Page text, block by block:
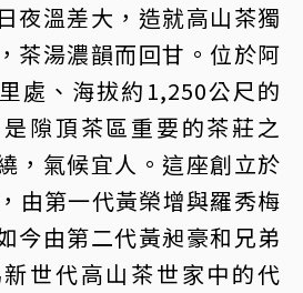
夜溫差大，造就高山茶獨
茶湯濃韻而回甘。位於阿
處、海拔約1,250公尺的
是隙頂茶區重要的茶莊之
，氣候宜人。這座創立於
由第一代黃榮增與羅秀梅
今由第二代黃昶豪和兄弟
世代高山茶世家中的代